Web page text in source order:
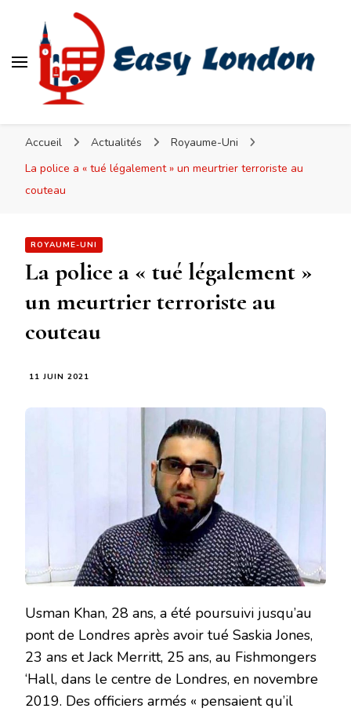
Accueil Actualités
Royaume-Uni
La police a « tué légalement » un meurtrier terroriste au
couteau
ROYAUME-UNI
La police a « tué légalement »
un meurtrier terroriste au
couteau
11 JUIN 2021
Usman Khan, 28 ans, a été poursuivi jusqu’au
pont de Londres après avoir tué Saskia Jones,
23 ans et Jack Merritt, 25 ans, au Fishmongers
‘Hall, dans le centre de Londres, en novembre
2019. Des officiers armés « pensaient qu’il